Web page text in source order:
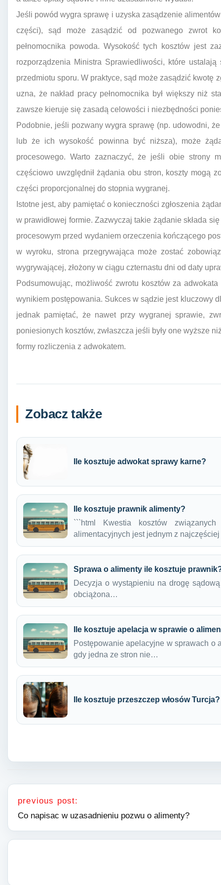
Jeśli powód wygra sprawę i uzyska zasądzenie
części), sąd może zasądzić od pozwanego zwrot
pełnomocnika powoda. Wysokość tych kosztów jest
rozporządzenia Ministra Sprawiedliwości, które
przedmiotu sporu. W praktyce, sąd może zasądzić kwotę
uzna, że nakład pracy pełnomocnika był większy niż
zawsze kieruje się zasadą celowości i niezbędności
Podobnie, jeśli pozwany wygra sprawę (np. udowodni,
lub że ich wysokość powinna być niższa), może
procesowego. Warto zaznaczyć, że jeśli obie strony
częściowo uwzględnił żądania obu stron, koszty mogą
części proporcjonalnej do stopnia wygranej.
Istotne jest, aby pamiętać o konieczności zgłoszenia
w prawidłowej formie. Zazwyczaj takie żądanie składa
procesowym przed wydaniem orzeczenia kończącego
w wyroku, strona przegrywająca może zostać
wygrywającej, złożony w ciągu czternastu dni od daty
Podsumowując, możliwość zwrotu kosztów za
wynikiem postępowania. Sukces w sądzie jest kluczowy
jednak pamiętać, że nawet przy wygranej sprawie,
poniesionych kosztów, zwłaszcza jeśli były one wyższe
formy rozliczenia z adwokatem.
Zobacz także
Ile kosztuje adwokat sprawy karne?
Ile kosztuje prawnik alimenty?
```html Kwestia kosztów
alimentacyjnych jest jednym z
Sprawa o alimenty ile kosztuje
Decyzja o wystąpieniu na drogę
obciążona…
Ile kosztuje apelacja w sprawie o
Postępowanie apelacyjne w sprawach o
gdy jedna ze stron nie…
Ile kosztuje przeszczep włosów Turcja?
Nawigacja wpisu
previous post:
Co napisac w uzasadnieniu pozwu o alimenty?